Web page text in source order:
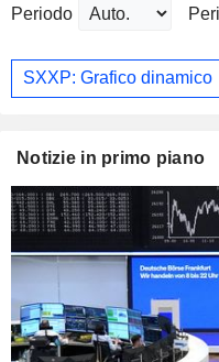
Periodo
SXXP: Grafico dinamico
Notizie in primo piano